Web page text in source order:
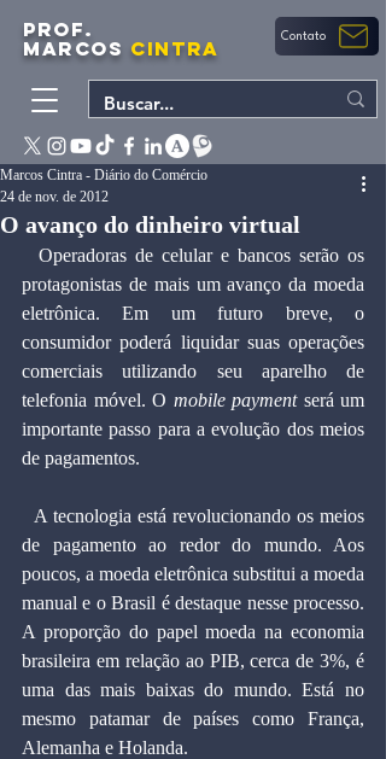
PROF.
MARCOS CINTRA Contato
O avanço do dinheiro virtual
Marcos Cintra - Diário do Comércio
24 de nov. de 2012
protagonistas de mais um avanço da moeda
eletrônica. Em um futuro breve, o
consumidor poderá liquidar suas operações
comerciais utilizando seu aparelho de
telefonia móvel. O mobile payment será um
importante passo para a evolução dos meios
de pagamentos.
de pagamento ao redor do mundo. Aos
poucos, a moeda eletrônica substitui a moeda
manual e o Brasil é destaque nesse processo.
A proporção do papel moeda na economia
brasileira em relação ao PIB, cerca de 3%, é
uma das mais baixas do mundo. Está no
mesmo patamar de países como França,
Alemanha e Holanda.